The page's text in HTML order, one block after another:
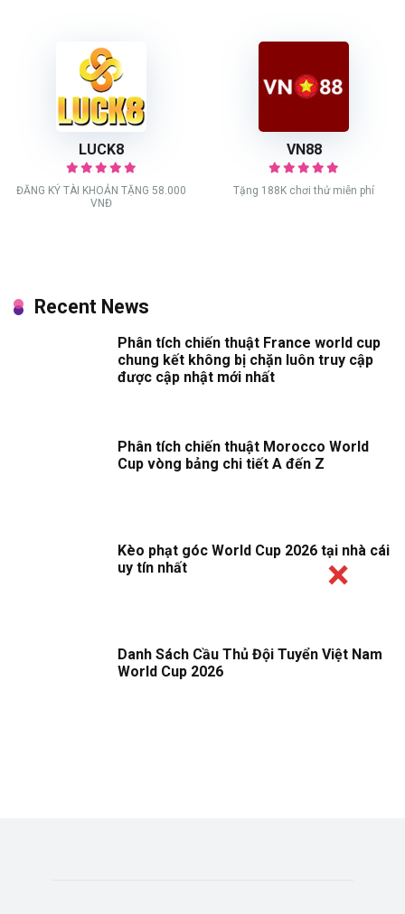
LUCK8
ĐĂNG KÝ TÀI KHOẢN TẶNG 58.000
VNĐ
VN88
Tặng 188K chơi thử miễn phí
Recent News
Phân tích chiến thuật France world cup
chung kết không bị chặn luôn truy cập
được cập nhật mới nhất
Phân tích chiến thuật Morocco World
Cup vòng bảng chi tiết A đến Z
Kèo phạt góc World Cup 2026 tại nhà cái
uy tín nhất
Danh Sách Cầu Thủ Đội Tuyển Việt Nam
World Cup 2026